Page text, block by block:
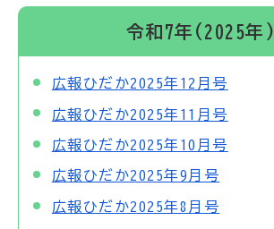
令和7年(2025年)
広報ひだか2025年12月号
広報ひだか2025年11月号
広報ひだか2025年10月号
広報ひだか2025年9月号
広報ひだか2025年8月号